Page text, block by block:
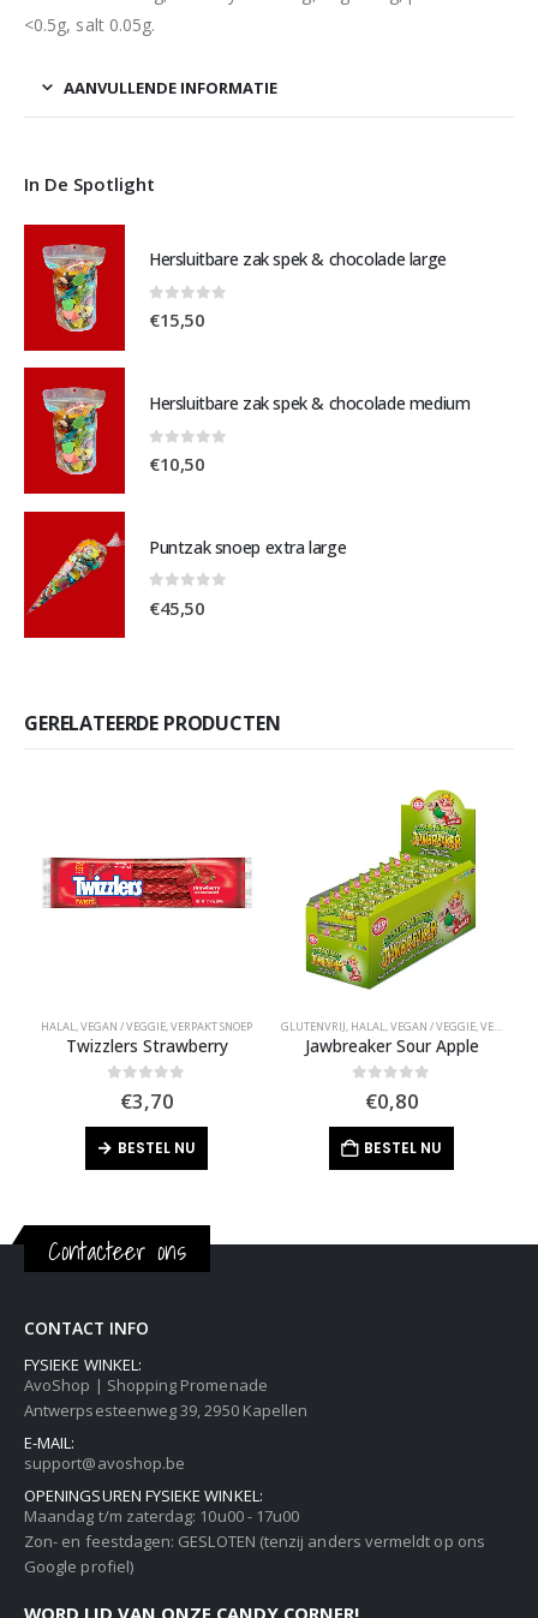
<0.5g, salt 0.05g.
AANVULLENDE INFORMATIE
In De Spotlight
Hersluitbare zak spek & chocolade large
€15,50
Hersluitbare zak spek & chocolade medium
€10,50
Puntzak snoep extra large
€45,50
GERELATEERDE PRODUCTEN
HALAL,VEGAN / VEGGIE,VERPAKT SNOEP
Twizzlers Strawberry
out of 5
€3,70
BESTEL NU
GLUTENVRIJ, HALAL,VEGAN / VEGGIE,VERPAKT SNOEP
Jawbreaker Sour Apple
out of 5
€0,80
BESTEL NU
Contacteer ons
CONTACT INFO
FYSIEKE WINKEL:
AvoShop | Shopping Promenade
Antwerpsesteenweg 39, 2950 Kapellen
E-MAIL:
support@avoshop.be
OPENINGSUREN FYSIEKE WINKEL:
Maandag t/m zaterdag: 10u00 - 17u00
Zon- en feestdagen: GESLOTEN (tenzij anders vermeldt op ons
Google profiel)
WORD LID VAN ONZE CANDY CORNER!